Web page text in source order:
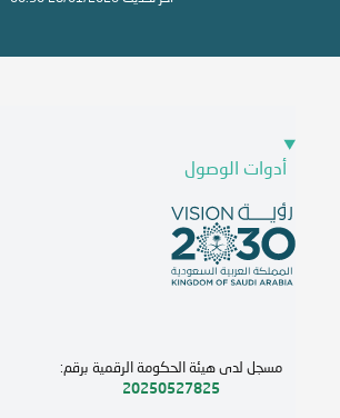
أدوات الوصول
مسجل لدى هيئة الحكومة الرقمية برقم:
20250527825